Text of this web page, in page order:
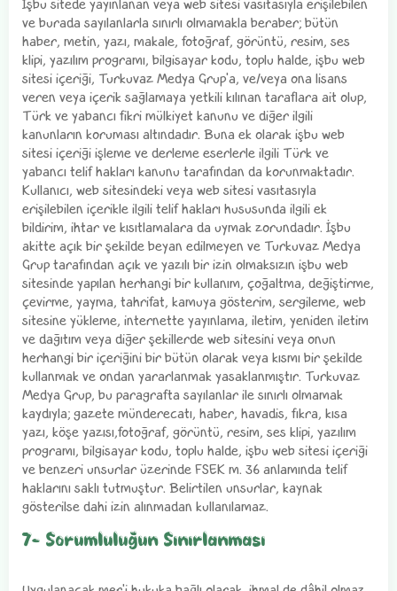
İşbu sitede yayınlanan veya web sitesi vasıtasıyla erişilebilen
ve burada sayılanlarla sınırlı olmamakla beraber; bütün
haber, metin, yazı, makale, fotoğraf, görüntü, resim, ses
klipi, yazılım programı, bilgisayar kodu, toplu halde, işbu web
sitesi içeriği, Turkuvaz Medya Grup'a, ve/veya ona lisans
veren veya içerik sağlamaya yetkili kılınan taraflara ait olup,
Türk ve yabancı fikri mülkiyet kanunu ve diğer ilgili
kanunların koruması altındadır. Buna ek olarak işbu web
sitesi içeriği işleme ve derleme eserlerle ilgili Türk ve
yabancı telif hakları kanunu tarafından da korunmaktadır.
Kullanıcı, web sitesindeki veya web sitesi vasıtasıyla
erişilebilen içerikle ilgili telif hakları hususunda ilgili ek
bildirim, ihtar ve kısıtlamalara da uymak zorundadır. İşbu
akitte açık bir şekilde beyan edilmeyen ve Turkuvaz Medya
Grup tarafından açık ve yazılı bir izin olmaksızın işbu web
sitesinde yapılan herhangi bir kullanım, çoğaltma, değiştirme,
çevirme, yayma, tahrifat, kamuya gösterim, sergileme, web
sitesine yükleme, internette yayınlama, iletim, yeniden iletim
ve dağıtım veya diğer şekillerde web sitesini veya onun
herhangi bir içeriğini bir bütün olarak veya kısmı bir şekilde
kullanmak ve ondan yararlanmak yasaklanmıştır. Turkuvaz
Medya Grup, bu paragrafta sayılanlar ile sınırlı olmamak
kaydıyla; gazete münderecatı, haber, havadis, fıkra, kısa
yazı, köşe yazısı,fotoğraf, görüntü, resim, ses klipi, yazılım
programı, bilgisayar kodu, toplu halde, işbu web sitesi içeriği
ve benzeri unsurlar üzerinde FSEK m. 36 anlamında telif
haklarını saklı tutmuştur. Belirtilen unsurlar, kaynak
gösterilse dahi izin alınmadan kullanılamaz.
7- Sorumluluğun Sınırlanması